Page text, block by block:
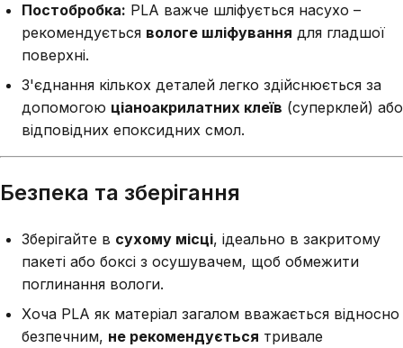
Постобробка: PLA важче шліфується насухо –
рекомендується вологе шліфування для гладшої
поверхні.
З'єднання кількох деталей легко здійснюється за
допомогою ціаноакрилатних клеїв (суперклей) або
відповідних епоксидних смол.
Безпека та зберігання
Зберігайте в сухому місці, ідеально в закритому
пакеті або боксі з осушувачем, щоб обмежити
поглинання вологи.
Хоча PLA як матеріал загалом вважається відносно
безпечним, не рекомендується тривале